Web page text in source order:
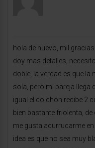
hola de nuevo, mil
doy mas detalles,
doble, la verdad es que
sola, pero mi pareja llega
igual el colchón recibe 2
bien bastante friolenta,
me gusta acurrucarme
idea es que no sea muy